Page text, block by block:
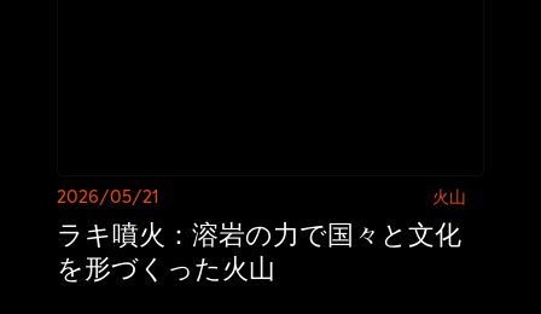
2026/05/21 火山
ラキ噴火：溶岩の力で国々と文化
を形づくった火山